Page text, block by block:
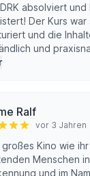
absolviert und
Der Kurs war
und die
und
Ralf
vor 3 Jahren
großes Kino wie
Menschen
und im